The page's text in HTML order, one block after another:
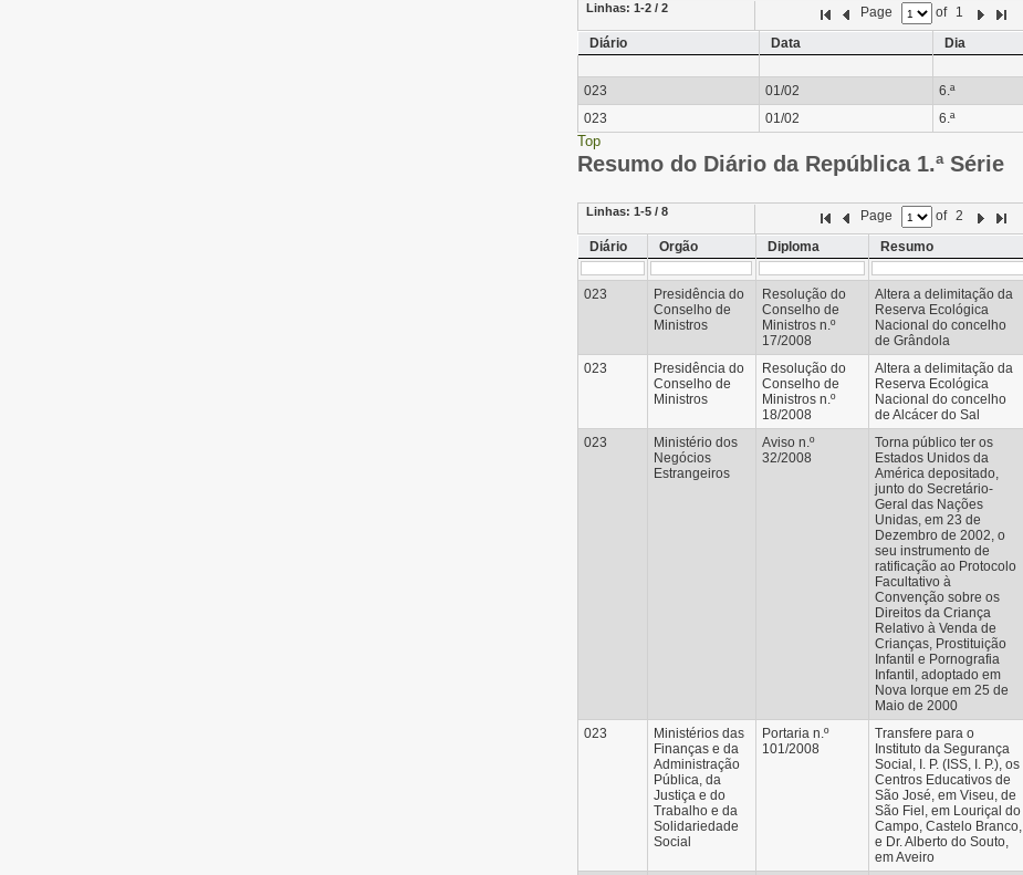
Linhas: 1-2 / 2 Page of 1
Diário
Data Dia
023 01/02 6.ª
023
01/02 6.ª
Top
Resumo do Diário da República 1.ª Série
Linhas: 1-5 / 8 Page of 2
Diário
Orgão Diploma Resumo
023
Presidência do
Conselho de
Ministros
Resolução do
Conselho de
Ministros n.º
17/2008
Altera a delimitação da
Reserva Ecológica
Nacional do concelho
de Grândola
023
Presidência do
Conselho de
Ministros
Resolução do
Conselho de
Ministros n.º
18/2008
Altera a delimitação da
Reserva Ecológica
Nacional do concelho
de Alcácer do Sal
023
Ministério dos
Negócios
Estrangeiros
Aviso n.º
32/2008
Torna público ter os
Estados Unidos da
América depositado,
junto do Secretário-
Geral das Nações
Unidas, em 23 de
Dezembro de 2002, o
seu instrumento de
ratificação ao Protocolo
Facultativo à
Convenção sobre os
Direitos da Criança
Relativo à Venda de
Crianças, Prostituição
Infantil e Pornografia
Infantil, adoptado em
Nova Iorque em 25 de
Maio de 2000
023
Ministérios das
Finanças e da
Administração
Pública, da
Justiça e do
Trabalho e da
Solidariedade
Social
Portaria n.º
101/2008
Transfere para o
Instituto da Segurança
Social, I. P. (ISS, I. P.), os
Centros Educativos de
São José, em Viseu, de
São Fiel, em Louriçal do
Campo, Castelo Branco,
e Dr. Alberto do Souto,
em Aveiro